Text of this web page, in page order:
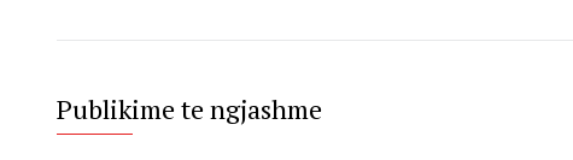
Publikime te ngjashme